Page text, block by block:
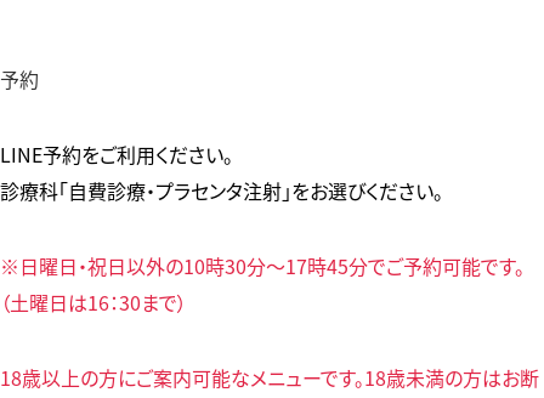
予約
LINE予約をご利用ください。
診療科「自費診療・プラセンタ注射」をお選びください。
※日曜日・祝日以外の10時30分～17時45分でご予約可能です。
（土曜日は16：30まで）
18歳以上の方にご案内可能なメニューです。18歳未満の方はお断